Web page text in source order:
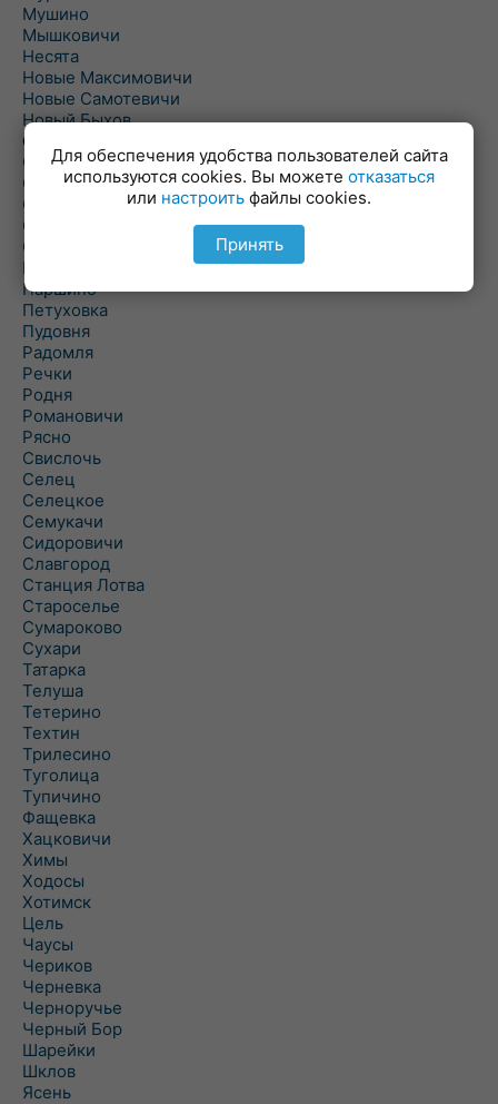
Мушино
Мышковичи
Несята
Новые Максимовичи
Новые Самотевичи
Новый Быхов
Овсянка
Ордать
Ореховка
Осиновка
Осиповичи
Осово
Павловичи
Паршино
Петуховка
Пудовня
Радомля
Речки
Родня
Романовичи
Рясно
Свислочь
Селец
Селецкое
Семукачи
Сидоровичи
Славгород
Станция Лотва
Староселье
Сумароково
Сухари
Татарка
Телуша
Тетерино
Техтин
Трилесино
Туголица
Тупичино
Фащевка
Хацковичи
Химы
Ходосы
Хотимск
Цель
Чаусы
Чериков
Черневка
Черноручье
Черный Бор
Шарейки
Шклов
Ясень
Для обеспечения удобства пользователей сайта
используются cookies. Вы можете отказаться
или настроить файлы cookies.
Принять